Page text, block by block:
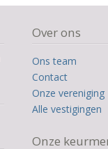
Over ons
Ons team
Contact
Onze vereniging
Alle vestigingen
Onze